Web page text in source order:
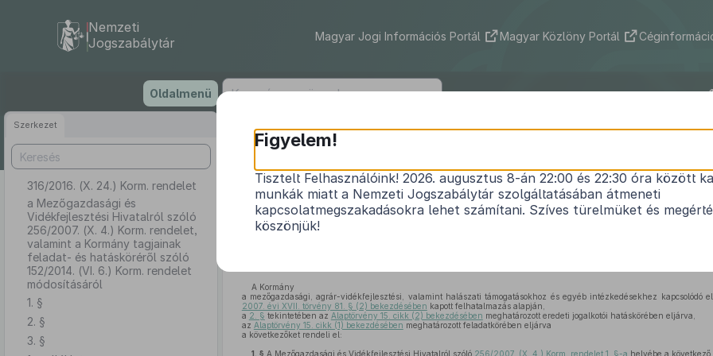
tartalomra
Nemzeti
Jogszabálytár
Magyar Jogi Információs Portál Magyar Közlöny Portál
Oldalmenü
Szerkezet
316/2016. (X. 24.) Korm. rendelet
a Mezőgazdasági és
Vidékfejlesztési Hivatalról szóló
256/2007. (X. 4.) Korm. rendelet,
valamint a Kormány tagjainak
feladat- és hatásköréről szóló
152/2014. (VI. 6.) Korm. rendelet
módosításáról
1. §
2. §
3. §
316/2016. (X. 24.) Korm. rendelet
a Mezőgazdasági és Vidékfejlesztési Hivatalról szóló256/
rendelet, valamint a Kormány tagjainak feladat- és hatásköréről
1
A Kormány
a mezőgazdasági, agrár-vidékfejlesztési, valamint halászati támogatásokhoz és egyéb intézkedésekhez kapcsolódó
2007. évi XVII. törvény 81. § (2) bekezdésében kapott felhatalmazás alapján,
a 2. § tekintetében az Alaptörvény 15. cikk (2) bekezdésében meghatározott eredeti jogalkotói hatáskörében eljárva,
az Alaptörvény 15. cikk (1) bekezdésében meghatározott feladatkörében eljárva
a következőket rendeli el:
1. § A Mezőgazdasági és Vidékfejlesztési Hivatalról szóló 256/2007. (X. 4.) Korm. rendelet 1. §-a helyébe a
Figyelem!
Tisztelt Felhasználóink! 2026. augusztus 8-án 22:00 és 22:30 óra között
munkák miatt a Nemzeti Jogszabálytár szolgáltatásában átmeneti
kapcsolatmegszakadásokra lehet számítani. Szíves türelmüket és
köszönjük!